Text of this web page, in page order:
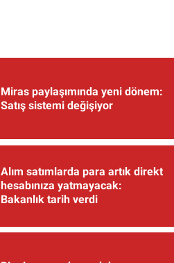
Miras paylaşımında yeni dönem:
Satış sistemi değişiyor
Alım satımlarda para artık direkt
hesabınıza yatmayacak:
Bakanlık tarih verdi